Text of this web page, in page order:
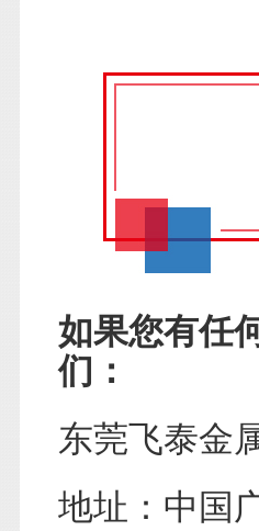
如果您有任
们：
东莞飞泰金
地址：中国